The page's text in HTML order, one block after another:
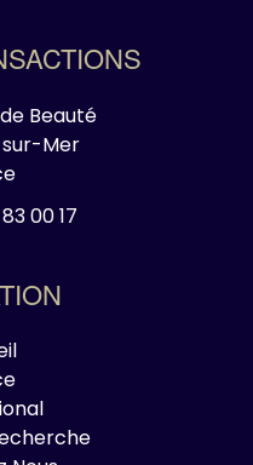
Beauté
Mer
00 17